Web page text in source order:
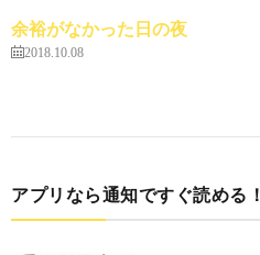
余裕がなかった日の夜
2018.10.08
アプリなら通知ですぐ読める！